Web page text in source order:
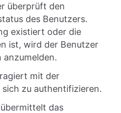
überprüft den
des Benutzers.
existiert oder die
ist, wird der Benutzer
mit der
sich zu authentifizieren.
das